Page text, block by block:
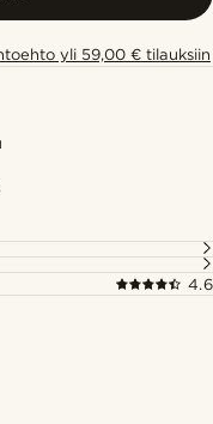
yli 59,00 € tilauksiin
4.6